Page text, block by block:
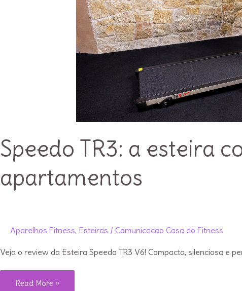
Speedo TR3: a esteira
apartamentos
Aparelhos Fitness, Esteiras / Comunicacao Casa do Fitness
Veja o review da Esteira Speedo TR3 V6! Compacta, silenciosa e
Speedo
Read More »